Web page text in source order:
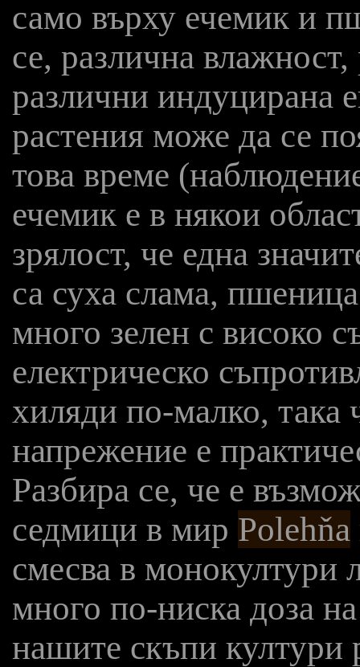
само върху ечемик и
се, различна
различни индуцирана
растения може да се
това време
ечемик е в някои
зрялост, че една
са суха слама,
много зелен с високо
електрическо
хиляди по-малко, така
напрежение е
Разбира се, че е
седмици в мир Polehňa
смесва в монокултури
много по-ниска доза
нашите скъпи